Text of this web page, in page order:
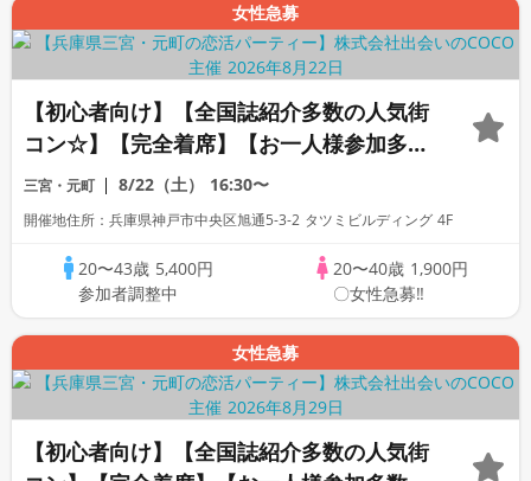
女性急募
【初心者向け】【全国誌紹介多数の人気街
コン☆】【完全着席】【お一人様参加多
数】【話題の非日常空間！】【カフェのお
料理・アルコール飲み放題付】【LINE交
三宮・元町 8/22（土） 16:30〜
開催地住所：兵庫県神戸市中央区旭通5-3-2 タツミビルディング 4F
20〜43歳 5,400円
参加者調整中
20〜40歳 1,900円
〇女性急募‼
女性急募
【初心者向け】【全国誌紹介多数の人気街